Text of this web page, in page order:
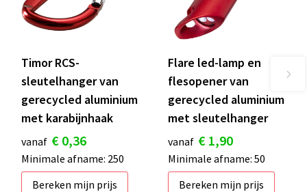
Timor RCS-
sleutelhanger van
gerecycled aluminium
met karabijnhaak
vanaf € 0,36
Minimale afname: 250
Bereken mijn prijs
Flare led-lamp en
flesopener van
gerecycled aluminium
met sleutelhanger
vanaf € 1,90
Minimale afname: 50
Bereken mijn prijs